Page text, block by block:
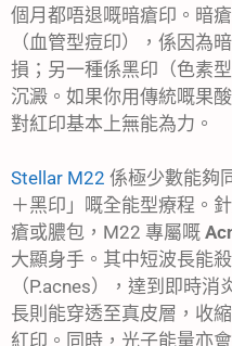
個月都唔退嘅暗瘡印。暗
（血管型痘印），係因為
損；另一種係黑印（色素
沉澱。如果你用傳統嘅果
對紅印基本上無能為力。
Stellar M22 係極少數能夠
＋黑印」嘅全能型療程。
瘡或膿包，M22 專屬嘅
大顯身手。其中短波長能
（P.acnes），達到即時
長則能穿透至真皮層，收
紅印。同時，光子能量亦